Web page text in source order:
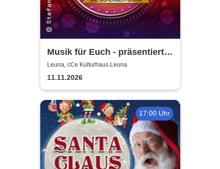
Musik für Euch - präsentiert
von Uta Bresan
Leuna, cCe Kulturhaus Leuna
11.11.2026
17:00 Uhr